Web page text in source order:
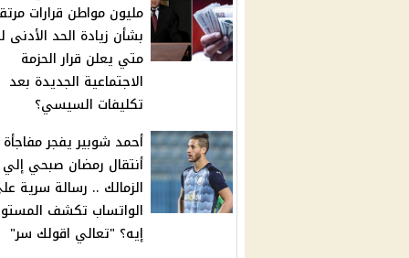
مليون مواطن قرارات
بشأن زيادة الحد الأدنى
متي يعلن قرار الحزمة
الاجتماعية الجديدة بعد
تكليفات السيسي؟
أحمد شوبير يفجر
أنتقال رمضان صبحي إلي
الزمالك .. رسالة سرية
الواتساب تكشف
إيه؟ "تعالي اقولك سر"